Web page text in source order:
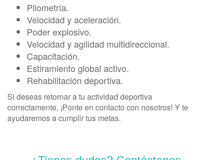
Pliometría.
Velocidad y aceleración.
Poder explosivo.
Velocidad y agilidad multidireccional.
Capacitación.
Estiramiento global activo.
Rehabilitación deportiva.
Si deseas retornar a tu actividad deportiva
correctamente, ¡Ponte en contacto con nosotros! Y te
ayudaremos a cumplir tus metas.